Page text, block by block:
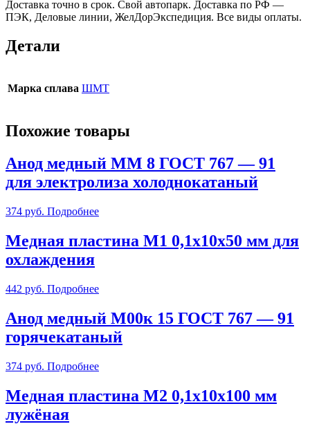
Доставка точно в срок. Свой автопарк. Доставка по РФ —
ПЭК, Деловые линии, ЖелДорЭкспедиция. Все виды оплаты.
Детали
Марка сплава ШМТ
Похожие товары
Анод медный ММ 8 ГОСТ 767 — 91
для электролиза холоднокатаный
374 руб. Подробнее
Медная пластина М1 0,1х10х50 мм для
охлаждения
442 руб. Подробнее
Анод медный М00к 15 ГОСТ 767 — 91
горячекатаный
374 руб. Подробнее
Медная пластина М2 0,1х10х100 мм
лужёная